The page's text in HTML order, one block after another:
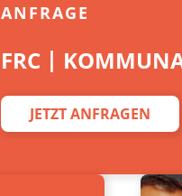
ANFRAGE
FRC |
JETZT ANFRAGEN